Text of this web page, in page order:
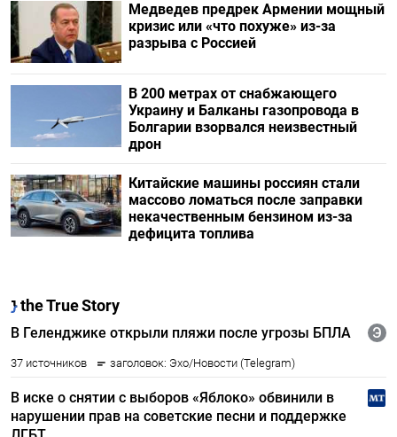
Медведев предрек Армении мощный
кризис или «что похуже» из-за
разрыва с Россией
В 200 метрах от снабжающего
Украину и Балканы газопровода в
Болгарии взорвался неизвестный
дрон
Китайские машины россиян стали
массово ломаться после заправки
некачественным бензином из-за
дефицита топлива